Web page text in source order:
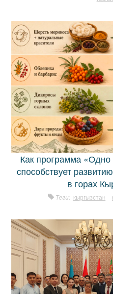
Как программа
способствует
в горах
Теги: кыргызстан